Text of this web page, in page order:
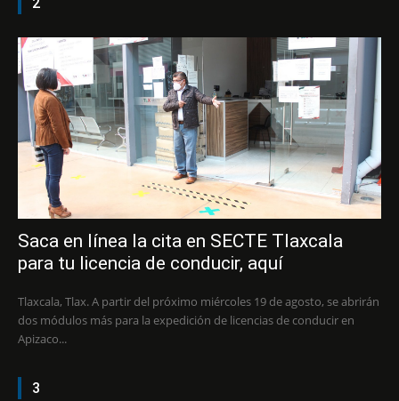
Saca en línea la cita en SECTE Tlaxcala
para tu licencia de conducir, aquí
Tlaxcala, Tlax. A partir del próximo miércoles 19 de agosto, se abrirán
dos módulos más para la expedición de licencias de conducir en
Apizaco...
3